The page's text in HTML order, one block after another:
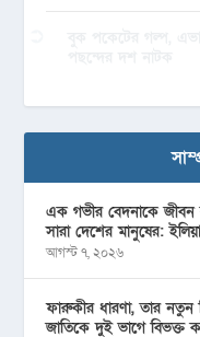
এক গভীর বেদনাকে জীবন
সারা দেশের মানুষের:
আগস্ট ৭, ২০২৬
ফারুকীর ধারণা, তার নতুন
জাতিকে দুই ভাগে বিভক্ত